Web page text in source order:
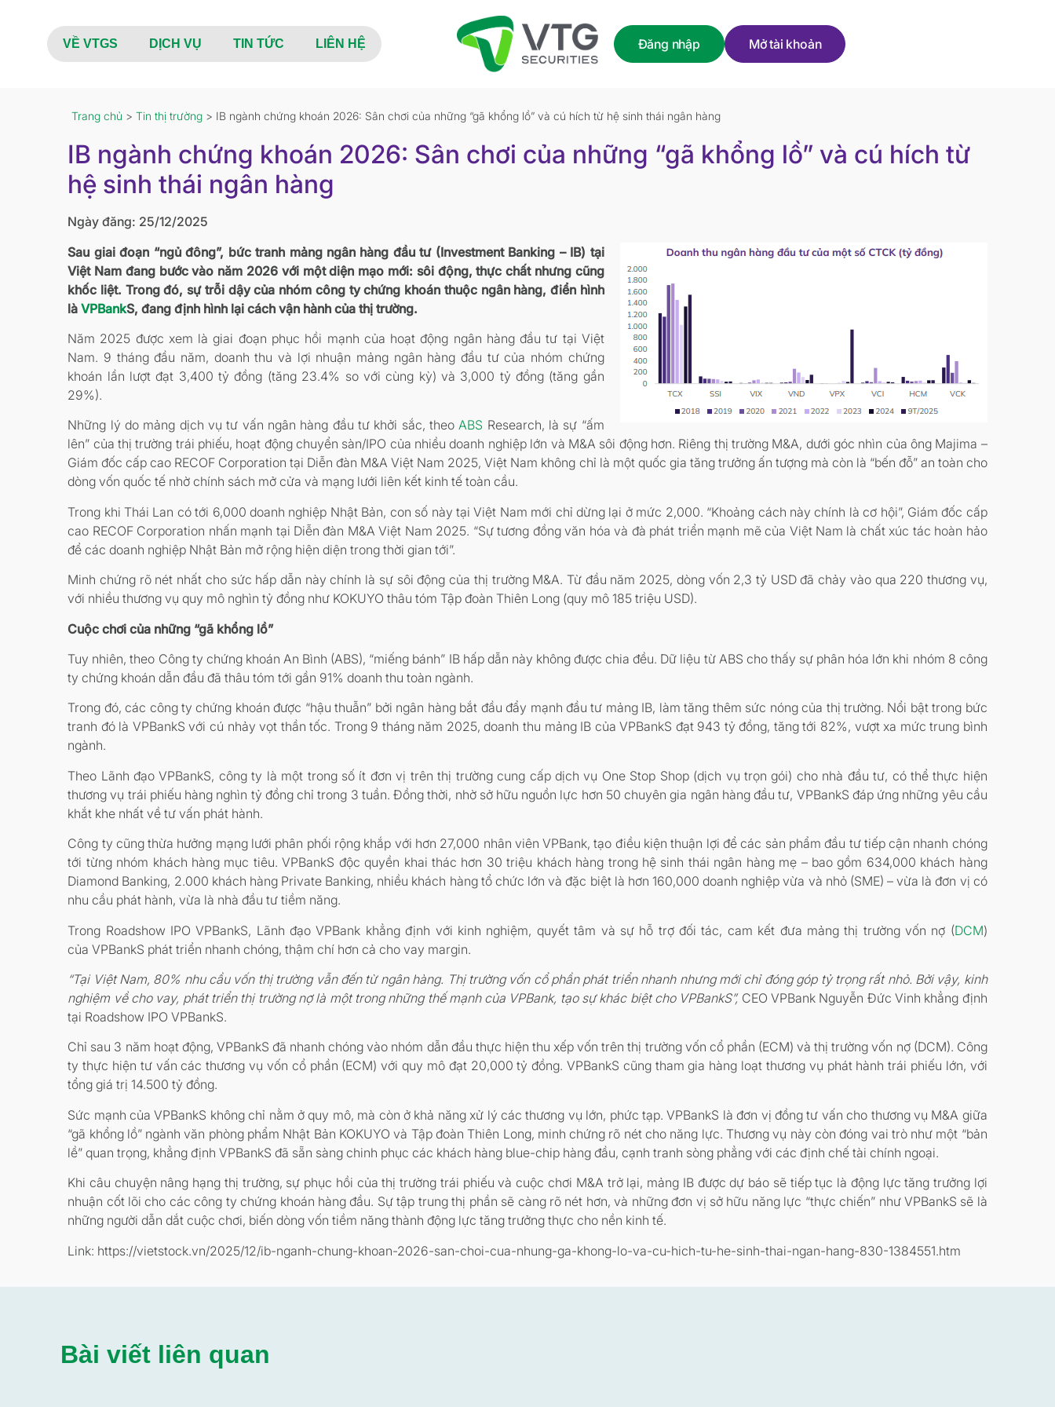
VỀ VTGS DỊCH VỤ TIN TỨC LIÊN HỆ Đăng nhập Mở tài khoản
Trang chủ >Tin thị trường > IB ngành chứng khoán 2026: Sân chơi của những “gã khổng lồ” và cú hích từ hệ sinh thái ngân hàng
IB ngành chứng khoán 2026: Sân chơi của những “gã khổng lồ” và cú hích từ
hệ sinh thái ngân hàng
Ngày đăng: 25/12/2025
Sau giai đoạn “ngủ đông”, bức tranh mảng ngân hàng đầu tư (Investment Banking – IB) tại
Việt Nam đang bước vào năm 2026 với một diện mạo mới: sôi động, thực chất nhưng cũng
khốc liệt. Trong đó, sự trỗi dậy của nhóm công ty chứng khoán thuộc ngân hàng, điển hình
làVPBankS, đang định hình lại cách vận hành của thị trường.
Năm 2025 được xem là giai đoạn phục hồi mạnh của hoạt động ngân hàng đầu tư tại Việt
Nam. 9 tháng đầu năm, doanh thu và lợi nhuận mảng ngân hàng đầu tư của nhóm chứng
khoán lần lượt đạt 3,400 tỷ đồng (tăng 23.4% so với cùng kỳ) và 3,000 tỷ đồng (tăng gần
29%).
Những lý do mảng dịch vụ tư vấn ngân hàng đầu tư khởi sắc, theoABS Research, là sự “ấm
lên” của thị trường trái phiếu, hoạt động chuyển sàn/IPO của nhiều doanh nghiệp lớn và M&A sôi động hơn. Riêng thị trường M&A, dưới góc nhìn của ông Majima –
Giám đốc cấp cao RECOF Corporation tại Diễn đàn M&A Việt Nam 2025, Việt Nam không chỉ là một quốc gia tăng trưởng ấn tượng mà còn là “bến đỗ” an toàn cho
dòng vốn quốc tế nhờ chính sách mở cửa và mạng lưới liên kết kinh tế toàn cầu.
Trong khi Thái Lan có tới 6,000 doanh nghiệp Nhật Bản, con số này tại Việt Nam mới chỉ dừng lại ở mức 2,000. “Khoảng cách này chính là cơ hội”, Giám đốc cấp
cao RECOF Corporation nhấn mạnh tại Diễn đàn M&A Việt Nam 2025. “Sự tương đồng văn hóa và đà phát triển mạnh mẽ của Việt Nam là chất xúc tác hoàn hảo
để các doanh nghiệp Nhật Bản mở rộng hiện diện trong thời gian tới”.
Minh chứng rõ nét nhất cho sức hấp dẫn này chính là sự sôi động của thị trường M&A. Từ đầu năm 2025, dòng vốn 2,3 tỷ USD đã chảy vào qua 220 thương vụ,
với nhiều thương vụ quy mô nghìn tỷ đồng như KOKUYO thâu tóm Tập đoàn Thiên Long (quy mô 185 triệu USD).
Cuộc chơi của những “gã khổng lồ”
Tuy nhiên, theo Công ty chứng khoán An Bình (ABS), “miếng bánh” IB hấp dẫn này không được chia đều. Dữ liệu từ ABS cho thấy sự phân hóa lớn khi nhóm 8 công
ty chứng khoán dẫn đầu đã thâu tóm tới gần 91% doanh thu toàn ngành.
Trong đó, các công ty chứng khoán được “hậu thuẫn” bởi ngân hàng bắt đầu đẩy mạnh đầu tư mảng IB, làm tăng thêm sức nóng của thị trường. Nổi bật trong bức
tranh đó là VPBankS với cú nhảy vọt thần tốc. Trong 9 tháng năm 2025, doanh thu mảng IB của VPBankS đạt 943 tỷ đồng, tăng tới 82%, vượt xa mức trung bình
ngành.
Theo Lãnh đạo VPBankS, công ty là một trong số ít đơn vị trên thị trường cung cấp dịch vụ One Stop Shop (dịch vụ trọn gói) cho nhà đầu tư, có thể thực hiện
thương vụ trái phiếu hàng nghìn tỷ đồng chỉ trong 3 tuần. Đồng thời, nhờ sở hữu nguồn lực hơn 50 chuyên gia ngân hàng đầu tư, VPBankS đáp ứng những yêu cầu
khắt khe nhất về tư vấn phát hành.
Công ty cũng thừa hưởng mạng lưới phân phối rộng khắp với hơn 27,000 nhân viên VPBank, tạo điều kiện thuận lợi để các sản phẩm đầu tư tiếp cận nhanh chóng
tới từng nhóm khách hàng mục tiêu. VPBankS độc quyền khai thác hơn 30 triệu khách hàng trong hệ sinh thái ngân hàng mẹ – bao gồm 634,000 khách hàng
Diamond Banking, 2.000 khách hàng Private Banking, nhiều khách hàng tổ chức lớn và đặc biệt là hơn 160,000 doanh nghiệp vừa và nhỏ (SME) – vừa là đơn vị có
nhu cầu phát hành, vừa là nhà đầu tư tiềm năng.
Trong Roadshow IPO VPBankS, Lãnh đạo VPBank khẳng định với kinh nghiệm, quyết tâm và sự hỗ trợ đối tác, cam kết đưa mảng thị trường vốn nợ (DCM)
của VPBankS phát triển nhanh chóng, thậm chí hơn cả cho vay margin.
“Tại Việt Nam, 80% nhu cầu vốn thị trường vẫn đến từ ngân hàng. Thị trường vốn cổ phần phát triển nhanh nhưng mới chỉ đóng góp tỷ trọng rất nhỏ. Bởi vậy, kinh
nghiệm về cho vay, phát triển thị trường nợ là một trong những thế mạnh của VPBank, tạo sự khác biệt cho VPBankS”,CEO VPBank Nguyễn Đức Vinh khẳng định
tại Roadshow IPO VPBankS.
Chỉ sau 3 năm hoạt động, VPBankS đã nhanh chóng vào nhóm dẫn đầu thực hiện thu xếp vốn trên thị trường vốn cổ phần (ECM) và thị trường vốn nợ (DCM). Công
ty thực hiện tư vấn các thương vụ vốn cổ phần (ECM) với quy mô đạt 20,000 tỷ đồng. VPBankS cũng tham gia hàng loạt thương vụ phát hành trái phiếu lớn, với
tổng giá trị 14.500 tỷ đồng.
Sức mạnh của VPBankS không chỉ nằm ở quy mô, mà còn ở khả năng xử lý các thương vụ lớn, phức tạp. VPBankS là đơn vị đồng tư vấn cho thương vụ M&A giữa
“gã khổng lồ” ngành văn phòng phẩm Nhật Bản KOKUYO và Tập đoàn Thiên Long, minh chứng rõ nét cho năng lực. Thương vụ này còn đóng vai trò như một “bản
lề” quan trọng, khẳng định VPBankS đã sẵn sàng chinh phục các khách hàng blue-chip hàng đầu, cạnh tranh sòng phẳng với các định chế tài chính ngoại.
Khi câu chuyện nâng hạng thị trường, sự phục hồi của thị trường trái phiếu và cuộc chơi M&A trở lại, mảng IB được dự báo sẽ tiếp tục là động lực tăng trưởng lợi
nhuận cốt lõi cho các công ty chứng khoán hàng đầu. Sự tập trung thị phần sẽ càng rõ nét hơn, và những đơn vị sở hữu năng lực “thực chiến” như VPBankS sẽ là
những người dẫn dắt cuộc chơi, biến dòng vốn tiềm năng thành động lực tăng trưởng thực cho nền kinh tế.
Link: https://vietstock.vn/2025/12/ib-nganh-chung-khoan-2026-san-choi-cua-nhung-ga-khong-lo-va-cu-hich-tu-he-sinh-thai-ngan-hang-830-1384551.htm
Bài viết liên quan